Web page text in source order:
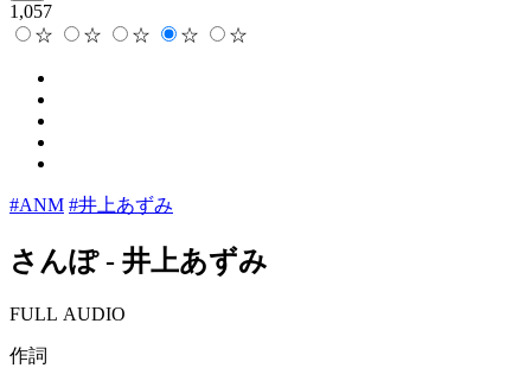
1,057
☆
☆ ☆ ☆ ☆
#ANM #井上あずみ
さんぽ- 井上あずみ
FULL AUDIO
作詞